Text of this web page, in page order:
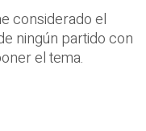
considerado el
ningún partido con
el tema.